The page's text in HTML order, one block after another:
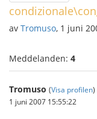
av Tromuso, 1 juni
Meddelanden: 4
Tromuso (Visa profilen)
1 juni 2007 15:55:22